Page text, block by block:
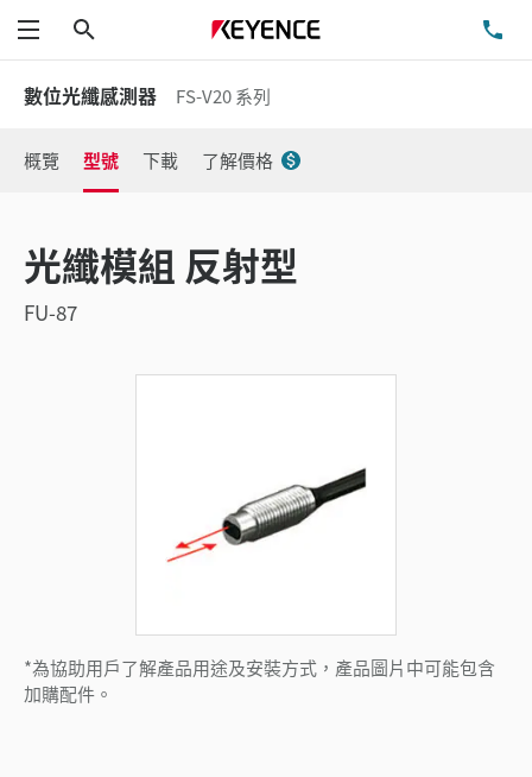
功能表
數位光纖感測器 FS-V20 系列
概覽 型號 下載 了解價格
光纖模組 反射型
FU-87
*為協助用戶了解產品用途及安裝方式，產品圖片中可能包含
加購配件。